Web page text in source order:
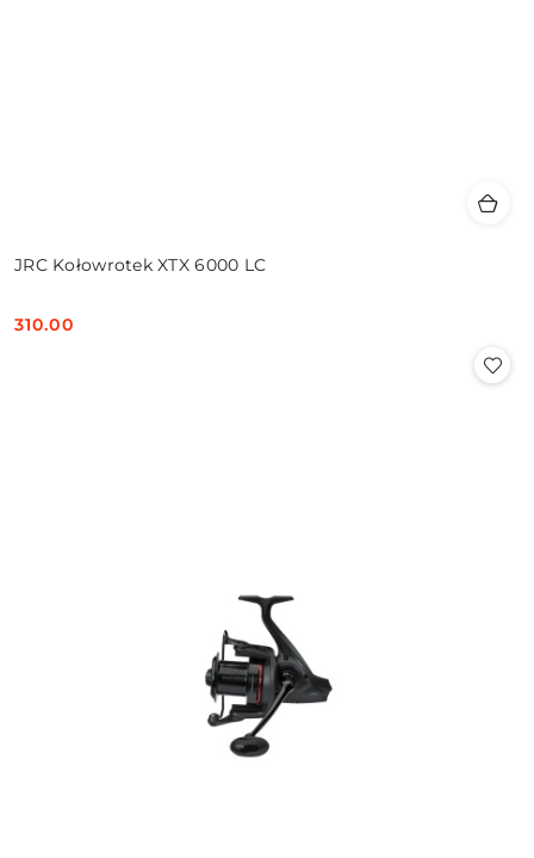
JRC Kołowrotek XTX 6000 LC
Cena:
310.00